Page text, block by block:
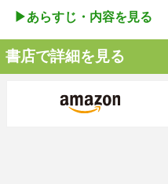
▶︎あらすじ・内容を見る
書店で詳細を見る